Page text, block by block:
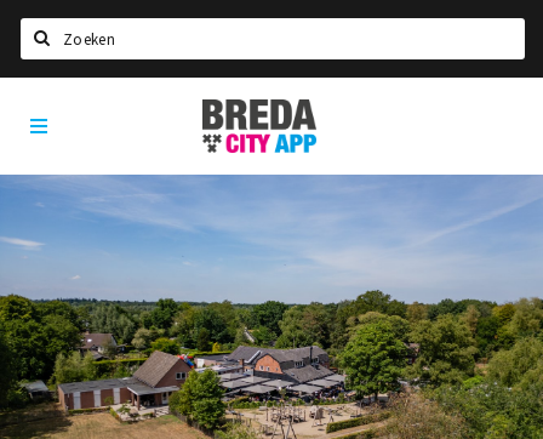
Home
Agenda
Nieuws, interviews & blogs
Eten
Drinken
Breda
City
App